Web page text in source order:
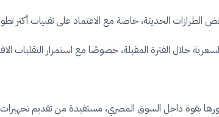
الطرازات الحديثة، خاصة مع الاعتماد على تقنيات أكثر
الفترة المقبلة، خصوصًا مع استمرار التقلبات
بقوة داخل السوق المصري، مستفيدة من تقديم